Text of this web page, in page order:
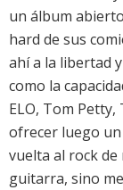
un álbum
hard de sus
ahí a la libertad
como la
ELO, Tom
ofrecer luego
vuelta al rock
guitarra, sino